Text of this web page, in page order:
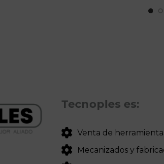
Tecnoples es:
Venta de
Mecanizados y